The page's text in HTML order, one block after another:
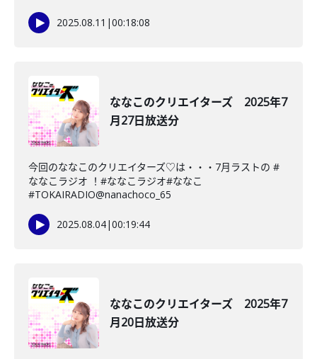
2025.08.11 |00:18:08
ななこのクリエイターズ 2025年7
月27日放送分
今回のななこのクリエイターズ♡は・・・7月ラストの #
ななこラジオ ！#ななこラジオ#ななこ
#TOKAIRADIO@nanachoco_65
2025.08.04|00:19:44
ななこのクリエイターズ 2025年7
月20日放送分